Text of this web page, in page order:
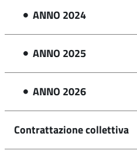
ANNO 2024
ANNO 2025
ANNO 2026
Contrattazione collettiva